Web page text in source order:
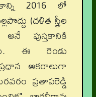
2016 లో
(దళిత స్త్రీల
పుస్తకానికి
ఈ రెండు
ఆకరాలుగా
ప్రతాపరెడ్డి